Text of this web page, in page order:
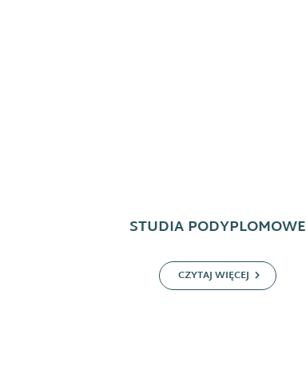
STUDIA PODYPLOMOWE
CZYTAJ WIĘCEJ